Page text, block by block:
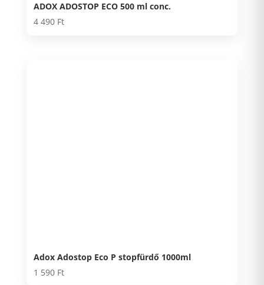
ADOX ADOSTOP ECO 500 ml conc.
4 490 Ft
Adox Adostop Eco P stopfürdő 1000ml
1 590 Ft